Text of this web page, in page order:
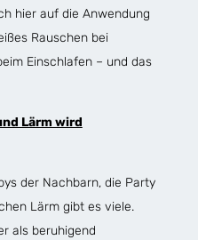
hier auf die Anwendung
Rauschen bei
Einschlafen – und das
Lärm wird
der Nachbarn, die Party
Lärm gibt es viele.
als beruhigend